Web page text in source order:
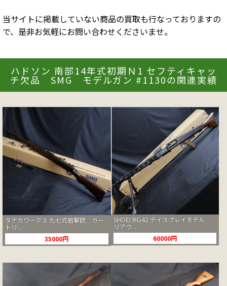
当サイトに掲載していない商品の買取も行なっておりますの
で、是非お気軽にお問い合わせくださいませ。
ハドソン 南部14年式初期Ｎ1 セフティキャッ
チ欠品 SMG モデルガン #1130の関連実績
タナカワークス 九七式狙撃銃 カー
トリ...
35000円
SHOEI MG42 デイスプレイモデル
リアウ...
60000円